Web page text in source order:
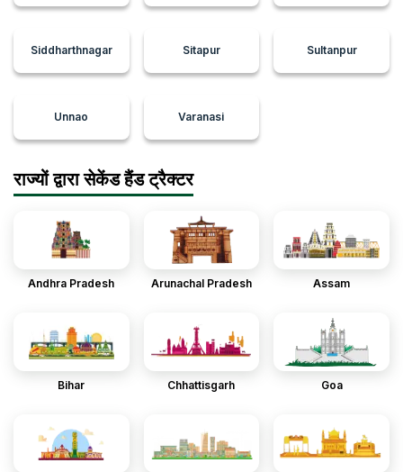
Siddharthnagar Sitapur Sultanpur
Unnao Varanasi
राज्यों द्वारा सेकेंड हैंड ट्रैक्टर
Andhra Pradesh Arunachal Pradesh Assam
Bihar Chhattisgarh Goa